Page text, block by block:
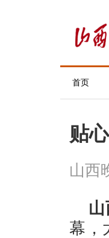
首页
贴
山西
幕，